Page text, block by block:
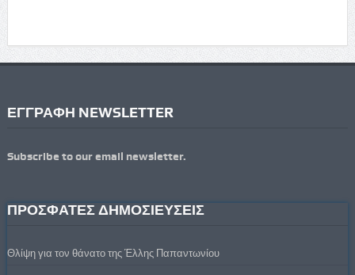
ΕΓΓΡΑΦΗ NEWSLETTER
Subscribe to our email newsletter.
ΠΡΟΣΦΑΤΕΣ ΔΗΜΟΣΙΕΥΣΕΙΣ
Θλίψη για τον θάνατο της Έλλης Παπαντωνίου